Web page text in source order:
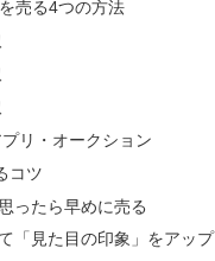
売る4つの方法
リ・オークション
コツ
ったら早めに売る
「見た目の印象」をアップ